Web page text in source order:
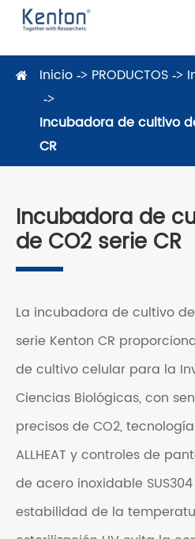
Inicio PRODUCTOS
Incubadora de cultivo
CR
Incubadora de
de CO2 serie CR
La incubadora de cultivo
serie Kenton CR
de cultivo celular para la
Ciencias Biológicas, con
precisos de CO2,
ALLHEAT y controles de
de acero inoxidable
estabilidad de la